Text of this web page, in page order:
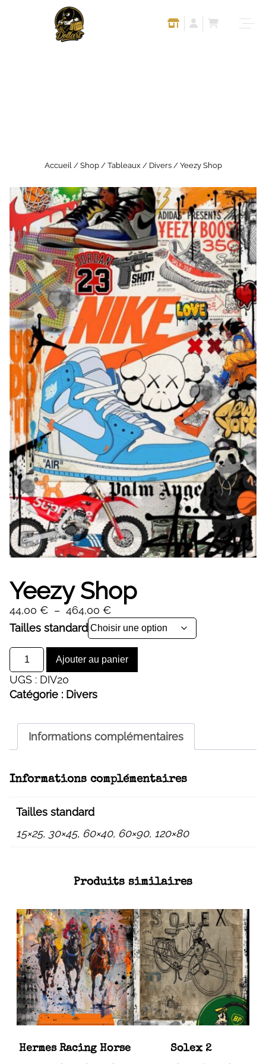
Accueil / Shop/ Tableaux / Divers/ Yeezy Shop
Yeezy Shop
44,00 € – 464,00 €Plage
de
prix :
44,00 €
à
Tailles standard
quantité
de
Yeezy
Shop
Ajouter au panier
Alternative:
UGS : DIV20
Catégorie : Divers
Informations complémentaires
Informations complémentaires
Tailles standard
15×25, 30×45, 60×40, 60×90, 120×80
Produits similaires
Hermes Racing Horse
Solex 2